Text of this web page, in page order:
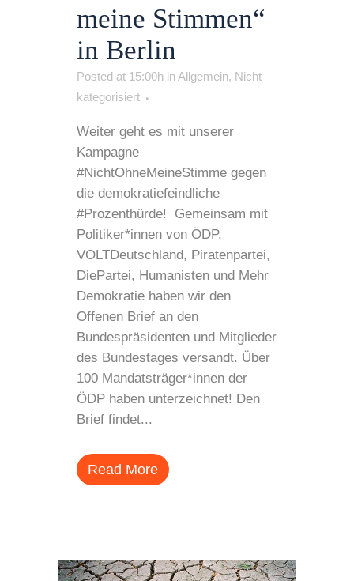
meine Stimmen“
in Berlin
Posted at 15:00h inAllgemein, Nicht
kategorisiert
Weiter geht es mit unserer
Kampagne
#NichtOhneMeineStimme gegen
die demokratiefeindliche
#Prozenthürde! Gemeinsam mit
Politiker*innen von ÖDP,
VOLTDeutschland, Piratenpartei,
DiePartei, Humanisten und Mehr
Demokratie haben wir den
Offenen Brief an den
Bundespräsidenten und Mitglieder
des Bundestages versandt. Über
100 Mandatsträger*innen der
ÖDP haben unterzeichnet! Den
Brief findet...
Read More